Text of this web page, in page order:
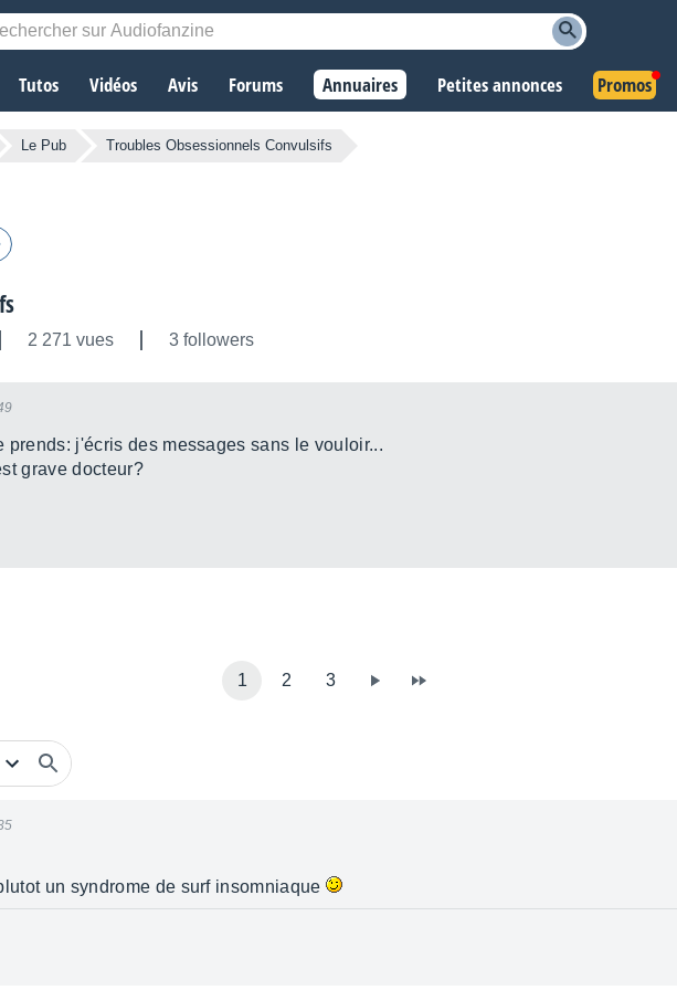
Tutos Vidéos Avis Forums Annuaires Petites annonces Promos
Le Pub Troubles Obsessionnels Convulsifs
2 271 vues 3 followers
prends: j'écris des messages sans le vouloir...
grave docteur?
1 2 3
un syndrome de surf insomniaque